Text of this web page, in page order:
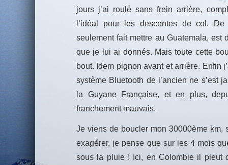
jours j’ai roulé sans frein arrière,
l’idéal pour les descentes de col.
seulement fait mettre au Guatemala, est
que je lui ai donnés. Mais toute cette
bout. Idem pignon avant et arrière. Enfin
système Bluetooth de l’ancien ne s’est
la Guyane Française, et en plus,
franchement mauvais.
Je viens de boucler mon 30000ème km,
exagérer, je pense que sur les 4 mois
sous la pluie ! Ici, en Colombie il pleut